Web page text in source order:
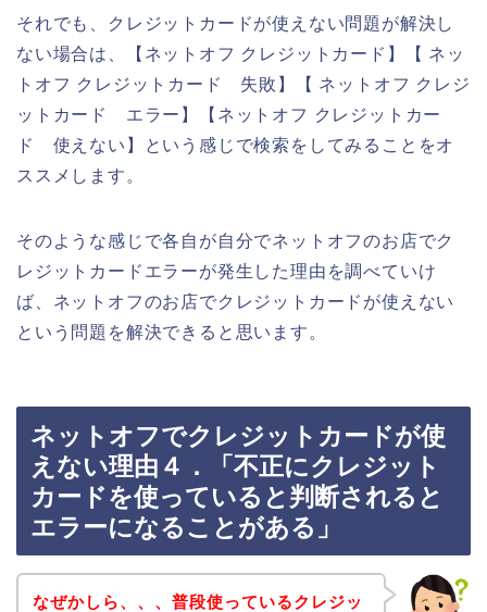
それでも、クレジットカードが使えない問題が解決し
ない場合は、【ネットオフ クレジットカード】【 ネッ
トオフ クレジットカード 失敗】【 ネットオフ クレジ
ットカード エラー】【ネットオフ クレジットカー
ド 使えない】という感じで検索をしてみることをオ
ススメします。
そのような感じで各自が自分でネットオフのお店でク
レジットカードエラーが発生した理由を調べていけ
ば、ネットオフのお店でクレジットカードが使えない
という問題を解決できると思います。
ネットオフでクレジットカードが使
えない理由４．「不正にクレジット
カードを使っていると判断されると
エラーになることがある」
なぜかしら、、、普段使っているクレジッ